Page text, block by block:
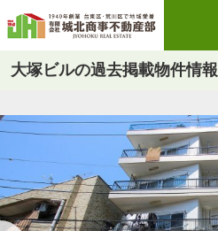
大塚ビルの過去掲載物件情報